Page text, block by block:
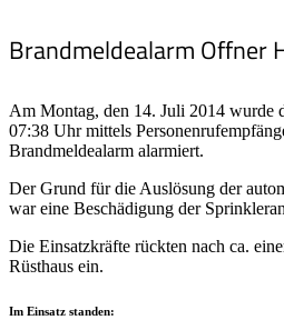
Brandmeldealarm Offner
Am Montag, den 14. Juli 2014 wurde
07:38 Uhr mittels
Brandmeldealarm alarmiert.
Der Grund für die Auslösung der
war eine Beschädigung der
Die Einsatzkräfte rückten nach ca.
Rüsthaus ein.
Im Einsatz standen: